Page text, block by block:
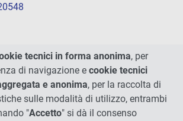
tecnici in forma anonima, per
di navigazione e cookie tecnici
e anonima, per la raccolta di
sulle modalità di utilizzo, entrambi
"Accetto" si dà il consenso